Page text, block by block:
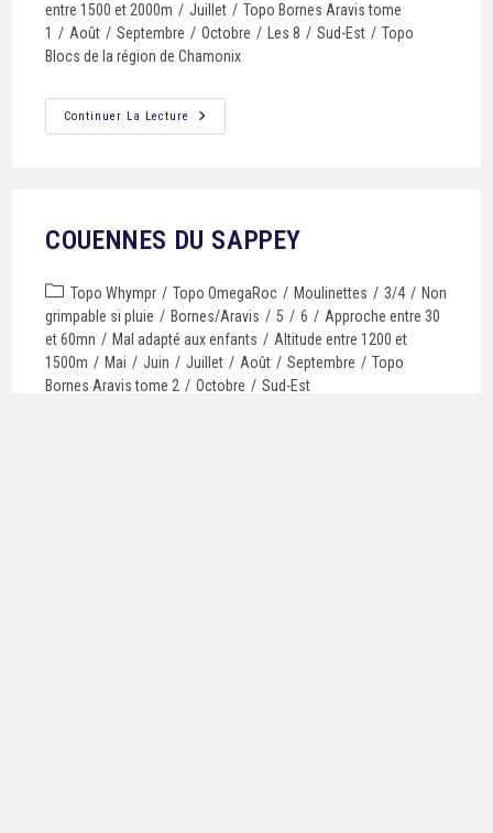
entre 1500 et 2000m / Juillet / Topo Bornes Aravis tome
1 / Août / Septembre / Octobre / Les 8 / Sud-Est / Topo
Blocs de la région de Chamonix
Continuer La Lecture
COUENNES DU SAPPEY
Topo Whympr / Topo OmegaRoc / Moulinettes / 3/4 / Non
grimpable si pluie / Bornes/Aravis / 5 / 6 / Approche entre 30
et 60mn / Mal adapté aux enfants / Altitude entre 1200 et
1500m / Mai / Juin / Juillet / Août / Septembre / Topo
Bornes Aravis tome 2 / Octobre / Sud-Est